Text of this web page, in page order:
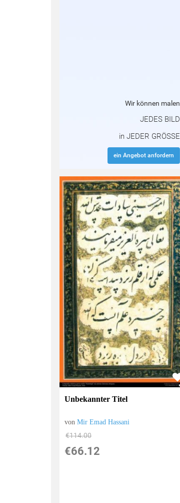
Wir können malen
JEDES BILD
in JEDER GRÖSSE
ein Angebot anfordern
Unbekannter Titel
vonMir Emad Hassani
€114.00
€66.12